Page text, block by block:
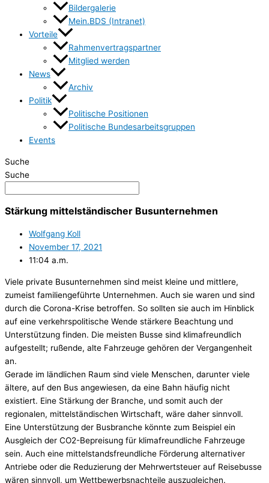
Bildergalerie
Mein.BDS (Intranet)
Vorteile
Rahmenvertragspartner
Mitglied werden
News
Archiv
Politik
Politische Positionen
Politische Bundesarbeitsgruppen
Events
Suche
Suche
Stärkung mittelständischer Busunternehmen
Wolfgang Koll
November 17, 2021
11:04 a.m.
Viele private Busunternehmen sind meist kleine und mittlere,
zumeist familiengeführte Unternehmen. Auch sie waren und sind
durch die Corona-Krise betroffen. So sollten sie auch im Hinblick
auf eine verkehrspolitische Wende stärkere Beachtung und
Unterstützung finden. Die meisten Busse sind klimafreundlich
aufgestellt; rußende, alte Fahrzeuge gehören der Vergangenheit
an.
Gerade im ländlichen Raum sind viele Menschen, darunter viele
ältere, auf den Bus angewiesen, da eine Bahn häufig nicht
existiert. Eine Stärkung der Branche, und somit auch der
regionalen, mittelständischen Wirtschaft, wäre daher sinnvoll.
Eine Unterstützung der Busbranche könnte zum Beispiel ein
Ausgleich der CO2-Bepreisung für klimafreundliche Fahrzeuge
sein. Auch eine mittelstandsfreundliche Förderung alternativer
Antriebe oder die Reduzierung der Mehrwertsteuer auf Reisebusse
wären sinnvoll, um Wettbewerbsnachteile auszugleichen.